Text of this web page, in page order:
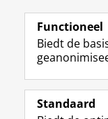
Volg
Functioneel
Biedt de
Standaard